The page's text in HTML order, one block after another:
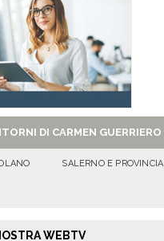
DI CARMEN GUERRIERO
SALERNO E PROVINCIA
WEBTV